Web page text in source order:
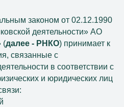
законом от 02.12.1990
деятельности» АО
(далее - РНКО) принимает к
связанные с
в соответствии с
и юридических лиц